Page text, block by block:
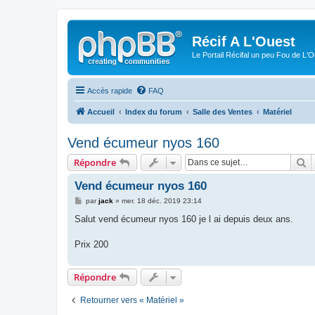
Récif A L'Ouest
Le Portail Récifal un peu Fou de
Accès rapide FAQ
Accueil Index du forum Salle des Ventes Matériel
Vend écumeur nyos 160
Répondre
Vend écumeur nyos 160
M
s
g
parjack» mer. 18 déc. 2019 23:14
Salut vend écumeur nyos 160 je l ai depuis deux ans.
Prix 200
Répondre
Retourner vers « Matériel »